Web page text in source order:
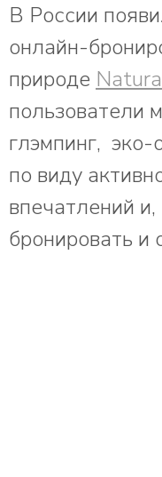
В России
онлайн-
природе
пользователи
глэмпинг, эко-
по виду
впечатлений и,
бронировать и